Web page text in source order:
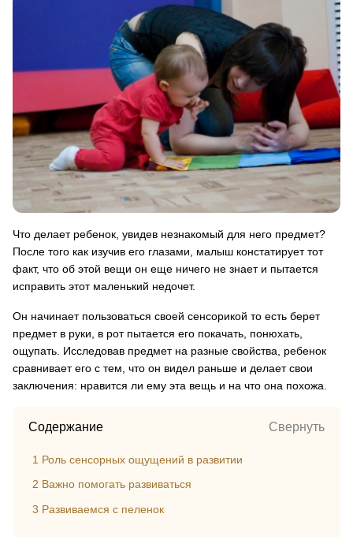
Что делает ребенок, увидев незнакомый для него предмет?
После того как изучив его глазами, малыш констатирует тот
факт, что об этой вещи он еще ничего не знает и пытается
исправить этот маленький недочет.
Он начинает пользоваться своей сенсорикой то есть берет
предмет в руки, в рот пытается его покачать, понюхать,
ощупать. Исследовав предмет на разные свойства, ребенок
сравнивает его с тем, что он видел раньше и делает свои
заключения: нравится ли ему эта вещь и на что она похожа.
Содержание Свернуть
1 Роль сенсорных ощущений в развитии
2 Важно помогать развиваться
3 Развиваемся с пеленок